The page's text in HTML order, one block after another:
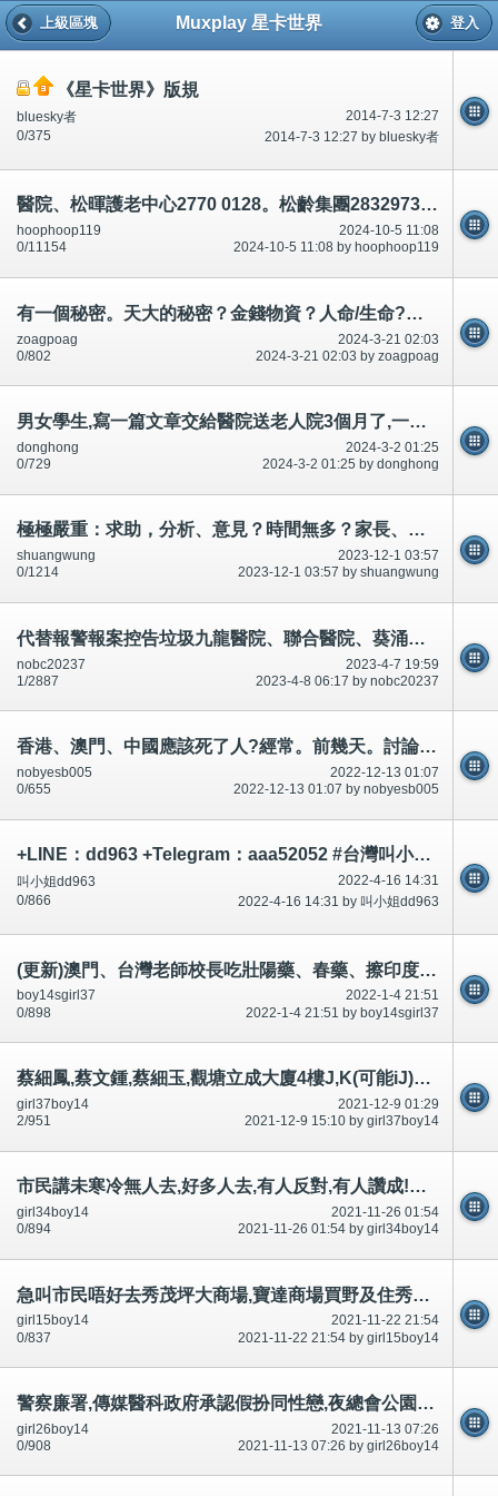
Muxplay 星卡世界
上級區塊 登入
《星卡世界》版規
2014-7-3 12:27
bluesky者
2014-7-3 12:27 by bluesky者
0/375
醫院、松暉護老中心2770 0128。松齡集團28329737知道病人吃/食多少.餵食
2024-10-5 11:08
hoophoop119
2024-10-5 11:08 by hoophoop119
0/11154
有一個秘密。天大的秘密？金錢物資？人命/生命?叫容逸郎小學監護人62210969每一個人都不同/唔同!香港中國
2024-3-21 02:03
zoagpoag
2024-3-21 02:03 by zoagpoag
0/802
男女學生,寫一篇文章交給醫院送老人院3個月了,一天不給/唔俾80歲8杯水,20歲20杯,廁所8次～蘇志豪/蘇貴利61361681
2024-3-2 01:25
donghong
2024-3-2 01:25 by donghong
0/729
極極嚴重：求助，分析、意見？時間無多？家長、學生。
2023-12-1 03:57
shuangwung
2023-12-1 03:57 by shuangwung
0/1214
代替報警報案控告垃圾九龍醫院、聯合醫院、葵涌醫院、容鳳書診所。承認多次合謀犯法犯罪。
2023-4-7 19:59
nobc20237
2023-4-8 06:17 by nobc20237
1/2887
香港、澳門、中國應該死了人?經常。前幾天。討論區/twitter/論壇有說有講.應該記得,引誘迷惑、升職事情等等
2022-12-13 01:07
nobyesb005
2022-12-13 01:07 by nobyesb005
0/655
+LINE：dd963 +Telegram：aaa52052 #台灣叫小姐 #台中叫小姐 #台北叫小姐 #高雄叫小姐 #新竹叫小姐 #台南叫小姐 #彰化叫小
2022-4-16 14:31
叫小姐dd963
2022-4-16 14:31 by 叫小姐dd963
0/866
(更新)澳門、台灣老師校長吃壯陽藥、春藥、擦印度神油,利用動停法,延遲射精,市民不可以吃和有問題~相片公開
2022-1-4 21:51
boy14sgirl37
2022-1-4 21:51 by boy14sgirl37
0/898
蔡細鳳,蔡文鍾,蔡細玉,觀塘立成大廈4樓J,K(可能iJ)二樓,國際刑警,FBI臥底-公開
2021-12-9 01:29
girl37boy14
2021-12-9 15:10 by girl37boy14
2/951
市民講未寒冷無人去,好多人去,有人反對,有人讚成!立法,正經男女可以沙灘裸曬裸泳-公開
2021-11-26 01:54
girl34boy14
2021-11-26 01:54 by girl34boy14
0/894
急叫市民唔好去秀茂坪大商場,寶達商場買野及住秀茂坪南村,安泰村寶達村申請調遷,好多討論區有講-公開
2021-11-22 21:54
girl15boy14
2021-11-22 21:54 by girl15boy14
0/837
警察廉署,傳媒醫科政府承認假扮同性戀,夜總會公園私家車,沙灘脫光裸體引誘迷惑市民,不可以豁免犯法和升職
2021-11-13 07:26
girl26boy14
2021-11-13 07:26 by girl26boy14
0/908